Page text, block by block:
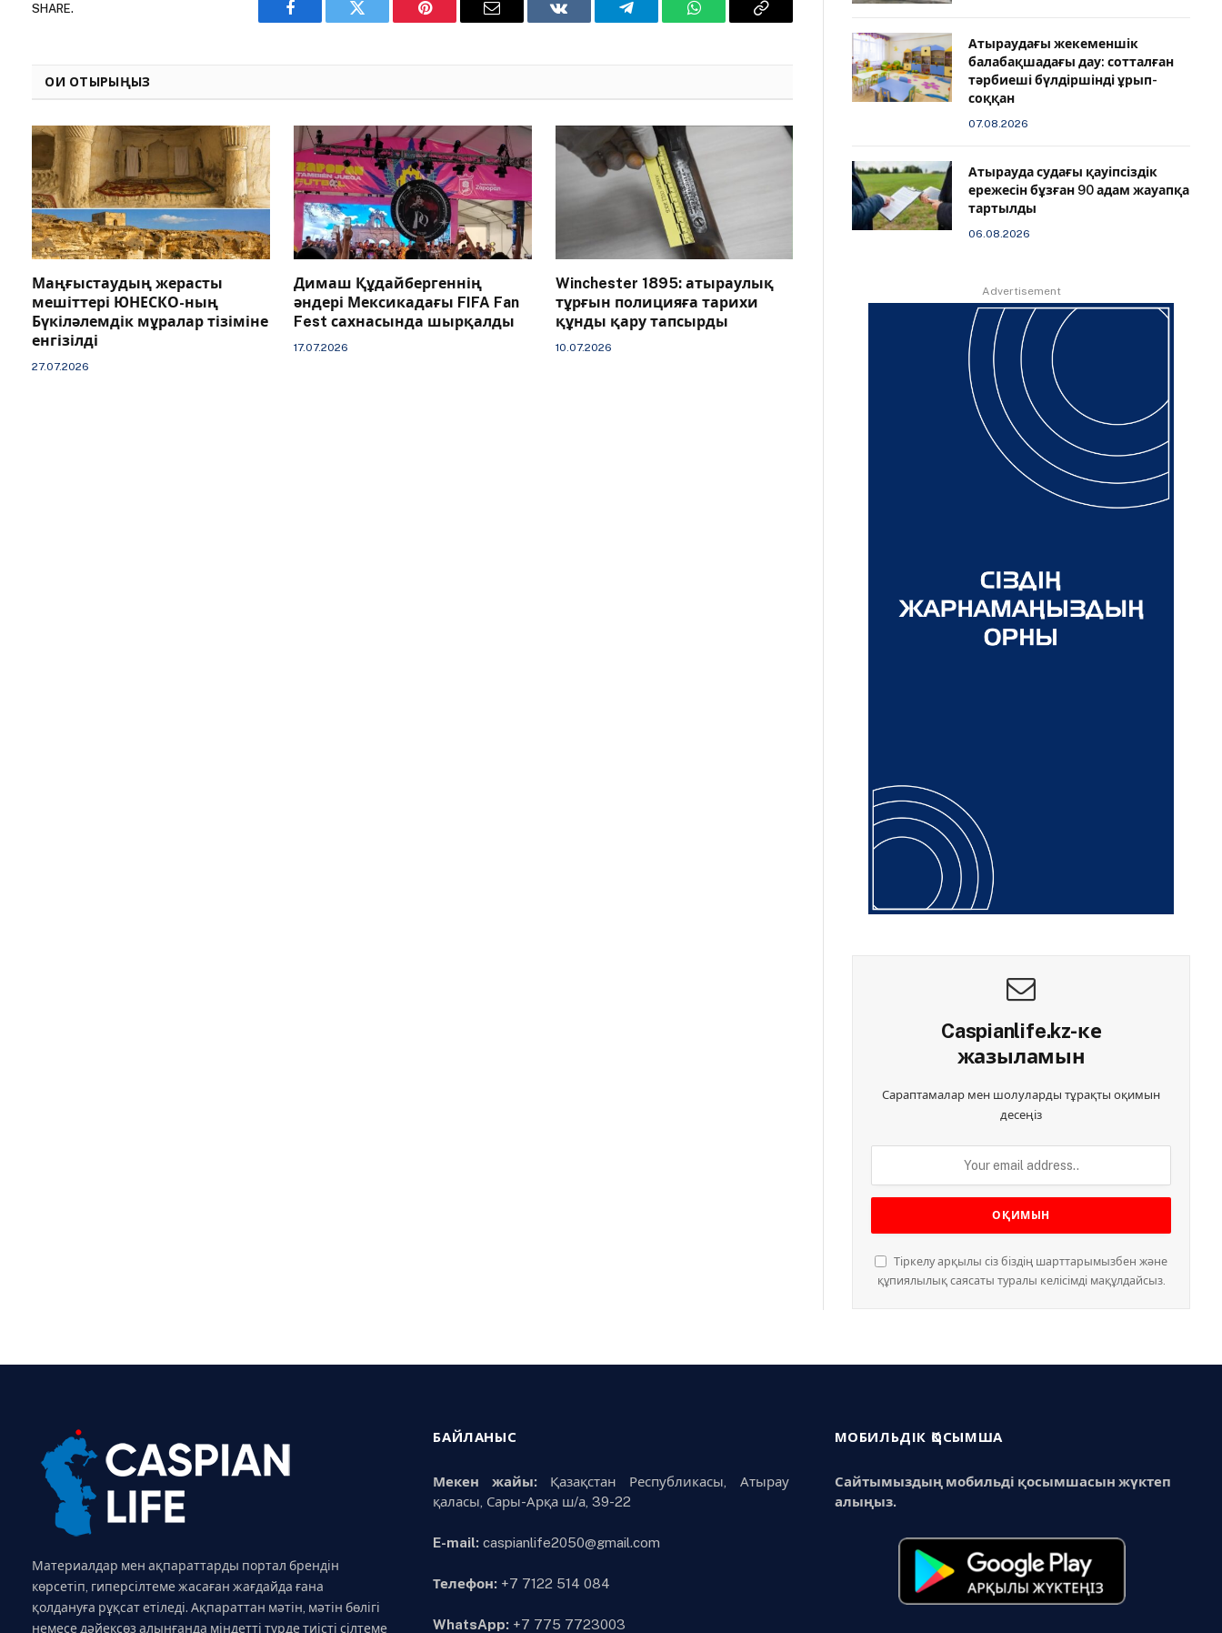
SHARE.
Facebook Twitter Pinterest Email VKontakteTelegram WhatsAppCopy
ОҚИ ОТЫРЫҢЫЗ
Маңғыстаудың жерасты
мешіттері ЮНЕСКО-ның
Бүкіләлемдік мұралар тізіміне
енгізілді
27.07.2026
Димаш Құдайбергеннің
әндері Мексикадағы FIFA Fan
Fest сахнасында шырқалды
17.07.2026
Winchester 1895: атыраулық
тұрғын полицияға тарихи
құнды қару тапсырды
10.07.2026
Атыраудағы жекеменшік
балабақшадағы дау: сотталған
тәрбиеші бүлдіршінді ұрып-
соққан
07.08.2026
Атырауда судағы қауіпсіздік
ережесін бұзған 90 адам жауапқа
тартылды
06.08.2026
Advertisement
Caspianlife.kz-ке
жазыламын
Сараптамалар мен шолуларды тұрақты оқимын
десеңіз
Тіркелу арқылы сіз біздің шарттарымызбен және
құпиялылық саясаты туралы келісімді мақұлдайсыз.
Материалдар мен ақпараттарды портал брендін
көрсетіп, гиперсілтеме жасаған жағдайда ғана
қолдануға рұқсат етіледі. Ақпараттан мәтін, мәтін бөлігі
немесе дәйексөз алынғанда міндетті түрде тиісті сілтеме
БАЙЛАНЫС
Мекен жайы:Қазақстан Республикасы, Атырау
қаласы, Сары-Арқа ш/а, 39-22
E-mail: caspianlife2050@gmail.com
Телефон: +7 7122 514 084
WhatsApp: +7 775 7723003
МОБИЛЬДІК ҚОСЫМША
Сайтымыздың мобильді қосымшасын жүктеп
алыңыз.